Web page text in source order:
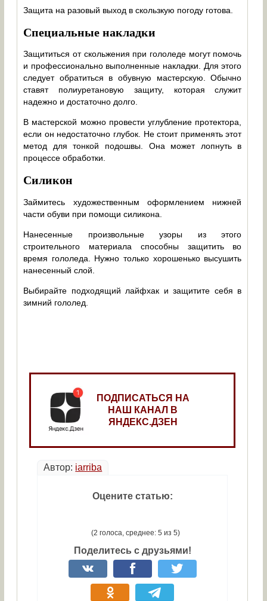
Защита на разовый выход в скользкую погоду готова.
Специальные накладки
Защититься от скольжения при гололеде могут помочь
и профессионально выполненные накладки. Для этого
следует обратиться в обувную мастерскую. Обычно
ставят полиуретановую защиту, которая служит
надежно и достаточно долго.
В мастерской можно провести углубление протектора,
если он недостаточно глубок. Не стоит применять этот
метод для тонкой подошвы. Она может лопнуть в
процессе обработки.
Силикон
Займитесь художественным оформлением нижней
части обуви при помощи силикона.
Нанесенные произвольные узоры из этого
строительного материала способны защитить во
время гололеда. Нужно только хорошенько высушить
нанесенный слой.
Выбирайте подходящий лайфхак и защитите себя в
зимний гололед.
ПОДПИСАТЬСЯ НА
НАШ КАНАЛ В
ЯНДЕКС.ДЗЕН
Автор: iarriba
Оцените статью:
(2 голоса, среднее: 5 из 5)
Поделитесь с друзьями!